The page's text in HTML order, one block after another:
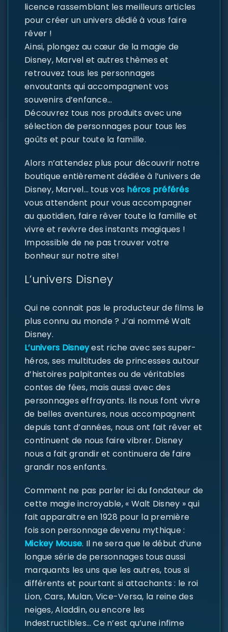
CONNECTER
ou e-mail*
licence rassemblant les meilleurs articles
pour créer un univers dédié à vous faire
rêver !
Ainsi, plongez au cœur de la magie de
Disney, Marvel et autres thèmes et
retrouvez tous les personnages
envoutants qui accompagnent vos
souvenirs d’enfance…
Découvrez tous nos produits avec une
sélection de personnages pour tous les
goûts et pour toute la famille.
Alors n’attendez plus pour découvrir notre
boutique entièrement dédiée à l’univers de
Disney, Marvel… tous vos héros préférés
vous attendent pour vous accompagner
au quotidien, faire rêver toute la famille et
vivre et revivre des instants magiques !
Impossible de ne pas trouver votre
bonheur sur notre site!
L’univers Disney
Qui ne connait pas le producteur de films le
plus connu au monde ? J’ai nommé Walt
Disney.
L’univers Disneyest riche avec ses super-
héros, ses multitudes de princesses autour
d’histoires palpitantes ou de véritables
contes de fées, mais aussi avec des
personnages effrayants. Ils nous font vivre
de belles aventures, nous accompagnent
depuis tant d’années, nous ont fait rêver et
continuent de nous faire vibrer. Disney
nous a fait grandir et continuera de faire
grandir nos enfants.
Comment ne pas parler ici du fondateur de
cette magie incroyable, « Walt Disney » qui
fait apparaitre en 1928 pour la première
fois son personnage devenu mythique :
Mickey Mouse. Il ne sera que le début d’une
longue série de personnages tous aussi
marquants les uns que les autres, tous si
différents et pourtant si attachants : le roi
Lion, Cars, Mulan, Vice-Versa, la reine des
neiges, Aladdin, ou encore les
Indestructibles… Ce n’est qu’une infime